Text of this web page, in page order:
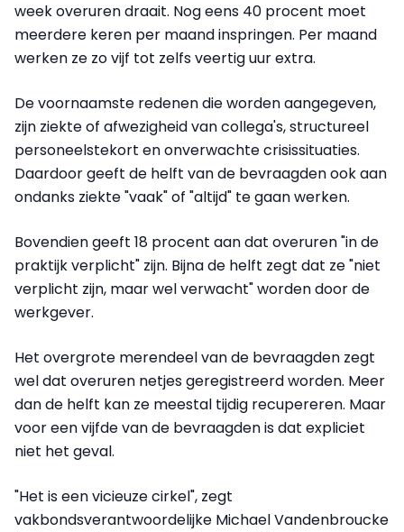
week overuren draait. Nog eens 40 procent moet
meerdere keren per maand inspringen. Per maand
werken ze zo vijf tot zelfs veertig uur extra.
De voornaamste redenen die worden aangegeven,
zijn ziekte of afwezigheid van collega's, structureel
personeelstekort en onverwachte crisissituaties.
Daardoor geeft de helft van de bevraagden ook aan
ondanks ziekte "vaak" of "altijd" te gaan werken.
Bovendien geeft 18 procent aan dat overuren "in de
praktijk verplicht" zijn. Bijna de helft zegt dat ze "niet
verplicht zijn, maar wel verwacht" worden door de
werkgever.
Het overgrote merendeel van de bevraagden zegt
wel dat overuren netjes geregistreerd worden. Meer
dan de helft kan ze meestal tijdig recupereren. Maar
voor een vijfde van de bevraagden is dat expliciet
niet het geval.
"Het is een vicieuze cirkel", zegt
vakbondsverantwoordelijke Michael Vandenbroucke